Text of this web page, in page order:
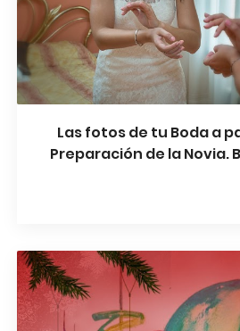
Las fotos de tu Boda a
Preparación de la Novia.